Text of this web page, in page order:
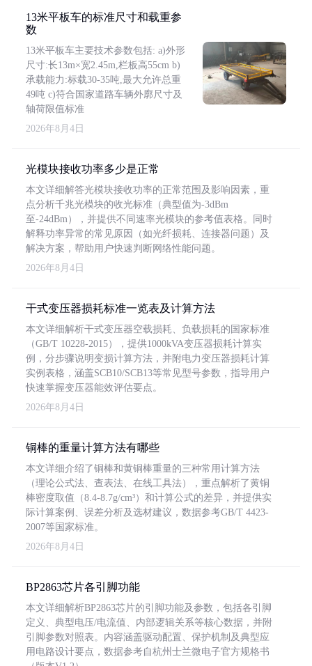
13米平板车的标准尺寸和载重参
数
13米平板车主要技术参数包括: a)外形
尺寸:长13m×宽2.45m,栏板高55cm b)
承载能力:标载30-35吨,最大允许总重
49吨 c)符合国家道路车辆外廓尺寸及
轴荷限值标准
2026年8月4日
光模块接收功率多少是正常
本文详细解答光模块接收功率的正常范围及影响因素，重
点分析千兆光模块的收光标准（典型值为-3dBm
至-24dBm），并提供不同速率光模块的参考值表格。同时
解释功率异常的常见原因（如光纤损耗、连接器问题）及
解决方案，帮助用户快速判断网络性能问题。
2026年8月4日
干式变压器损耗标准一览表及计算方法
本文详细解析干式变压器空载损耗、负载损耗的国家标准
（GB/T 10228-2015），提供1000kVA变压器损耗计算实
例，分步骤说明变损计算方法，并附电力变压器损耗计算
实例表格，涵盖SCB10/SCB13等常见型号参数，指导用户
快速掌握变压器能效评估要点。
2026年8月4日
铜棒的重量计算方法有哪些
本文详细介绍了铜棒和黄铜棒重量的三种常用计算方法
（理论公式法、查表法、在线工具法），重点解析了黄铜
棒密度取值（8.4-8.7g/cm³）和计算公式的差异，并提供实
际计算案例、误差分析及选材建议，数据参考GB/T 4423-
2007等国家标准。
2026年8月4日
BP2863芯片各引脚功能
本文详细解析BP2863芯片的引脚功能及参数，包括各引脚
定义、典型电压/电流值、内部逻辑关系等核心数据，并附
引脚参数对照表。内容涵盖驱动配置、保护机制及典型应
用电路设计要点，数据参考自杭州士兰微电子官方规格书